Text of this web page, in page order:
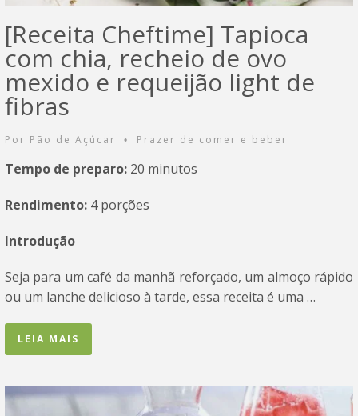
[Receita Cheftime] Tapioca
com chia, recheio de ovo
mexido e requeijão light de
fibras
Por Pão de Açúcar • Prazer de comer e beber
Tempo de preparo: 20 minutos
Rendimento: 4 porções
Introdução
Seja para um café da manhã reforçado, um almoço rápido
ou um lanche delicioso à tarde, essa receita é uma …
LEIA MAIS